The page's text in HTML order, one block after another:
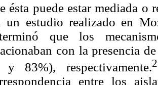
ésta puede estar mediada o
un estudio realizado en
que los
con la presencia
y 83%), respectivamente.
entre los